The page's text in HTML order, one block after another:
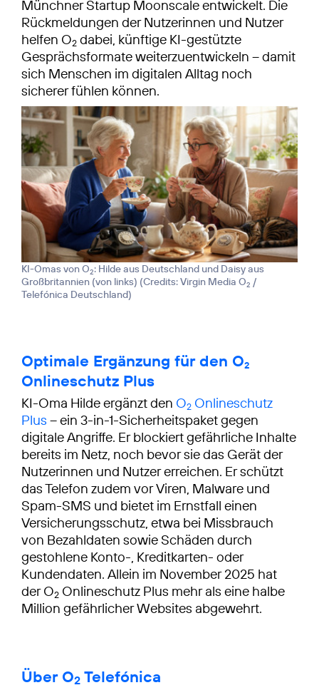
Münchner Startup Moonscale entwickelt. Die
Rückmeldungen der Nutzerinnen und Nutzer
helfen O2 dabei, künftige KI-gestützte
Gesprächsformate weiterzuentwickeln – damit
sich Menschen im digitalen Alltag noch
sicherer fühlen können.
KI-Omas von O2: Hilde aus Deutschland und Daisy aus
Großbritannien (von links) (Credits: Virgin Media O2 /
Telefónica Deutschland)
Optimale Ergänzung für den O2
Onlineschutz Plus
KI-Oma Hilde ergänzt den O2 Onlineschutz
Plus – ein 3-in-1-Sicherheitspaket gegen
digitale Angriffe. Er blockiert gefährliche Inhalte
bereits im Netz, noch bevor sie das Gerät der
Nutzerinnen und Nutzer erreichen. Er schützt
das Telefon zudem vor Viren, Malware und
Spam-SMS und bietet im Ernstfall einen
Versicherungsschutz, etwa bei Missbrauch
von Bezahldaten sowie Schäden durch
gestohlene Konto-, Kreditkarten- oder
Kundendaten. Allein im November 2025 hat
der O2 Onlineschutz Plus mehr als eine halbe
Million gefährlicher Websites abgewehrt.
Über O2 Telefónica